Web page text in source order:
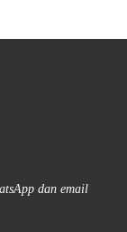
dan email